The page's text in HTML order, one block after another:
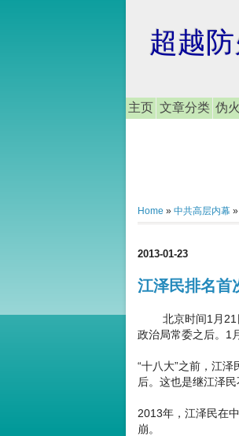
超越
主页 文章分类 伪火
Home » 中共高层内幕 »
2013-01-23
江泽民排名首
北京时间1月21日
政治局常委之后。1
“十八大”之前，江
后。这也是继江泽
2013年，江泽民在
崩。